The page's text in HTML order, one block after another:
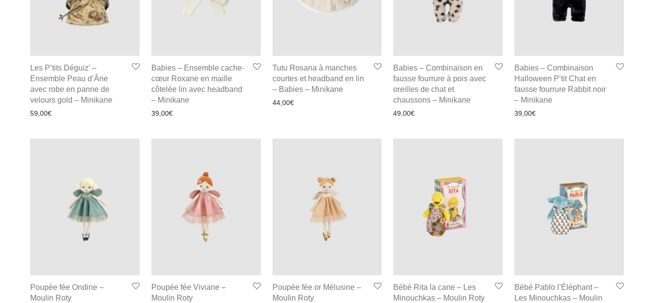
Les P’tits Déguiz’ –
Ensemble Peau d’Âne
avec robe en panne de
velours gold – Minikane
59,00€
Babies – Ensemble cache-
cœur Roxane en maille
côtelée lin avec headband
– Minikane
39,00€
Tutu Rosana à manches
courtes et headband en lin
– Babies – Minikane
44,00€
Babies – Combinaison en
fausse fourrure à pois avec
oreilles de chat et
chaussons – Minikane
49,00€
Babies – Combinaison
Halloween P’tit Chat en
fausse fourrure Rabbit noir
– Minikane
39,00€
Poupée fée Ondine –
Moulin Roty
Poupée fée Viviane –
Moulin Roty
Poupée fée or Mélusine –
Moulin Roty
Bébé Rita la cane – Les
Minouchkas – Moulin Roty
Bébé Pablo l’Éléphant –
Les Minouchkas – Moulin